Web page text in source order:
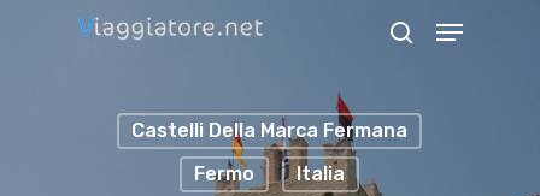
Menu
Castelli Della Marca Fermana
Fermo
Italia